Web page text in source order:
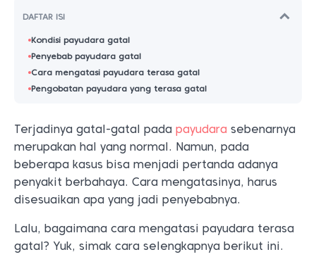
beberapa kasus bisa menjadi pertanda adanya
penyakit berbahaya. Cara mengatasinya, harus
disesuaikan apa yang jadi penyebabnya.
Lalu, bagaimana cara mengatasi payudara terasa
Kondisi payudara gatal
Payudara gatal pasti pernah dirasakan oleh hampir
semua wanita. Kondisi ini bisa disebabkan oleh
berbagai hal, seperti pakaian kasar, kulit kering
atau gigitan serangga.
Namun, payudara dan puting yang gatal juga bisa